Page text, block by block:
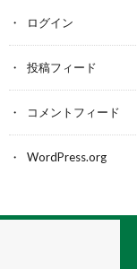
ログイン
投稿フィード
コメントフィード
WordPress.org